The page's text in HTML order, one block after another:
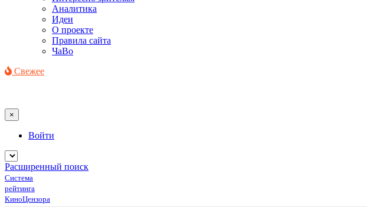
Аналитика
Идеи
О проекте
Правила сайта
ЧаВо
Свежее
×
Войти
Расширенный поиск
Система
рейтинга
КиноЦензора